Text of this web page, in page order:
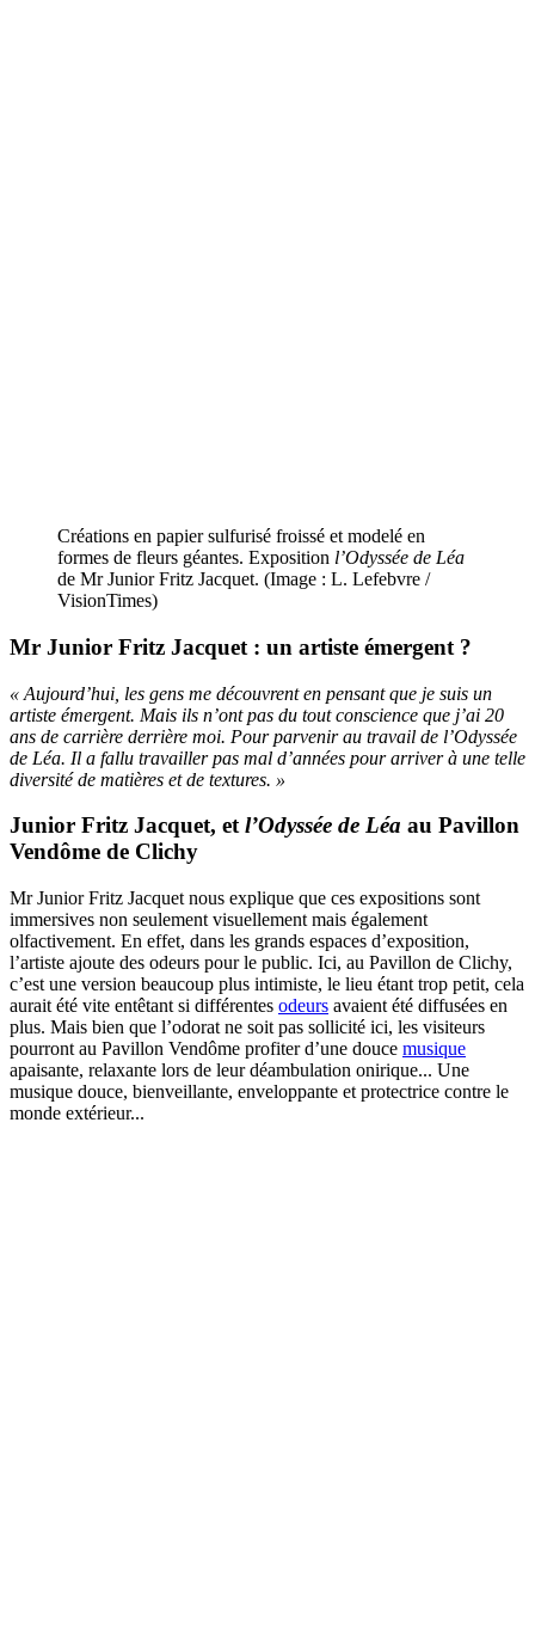
Créations en papier sulfurisé froissé et modelé en
formes de fleurs géantes. Exposition l’Odyssée de Léa
de Mr Junior Fritz Jacquet. (Image : L. Lefebvre /
VisionTimes)
Mr Junior Fritz Jacquet : un artiste émergent ?
« Aujourd’hui, les gens me découvrent en pensant que je suis un
artiste émergent. Mais ils n’ont pas du tout conscience que j’ai 20
ans de carrière derrière moi. Pour parvenir au travail de l’Odyssée
de Léa. Il a fallu travailler pas mal d’années pour arriver à une telle
diversité de matières et de textures. »
Junior Fritz Jacquet, etl’Odyssée de Léa au Pavillon
Vendôme de Clichy
Mr Junior Fritz Jacquet nous explique que ces expositions sont
immersives non seulement visuellement mais également
olfactivement. En effet, dans les grands espaces d’exposition,
l’artiste ajoute des odeurs pour le public. Ici, au Pavillon de Clichy,
c’est une version beaucoup plus intimiste, le lieu étant trop petit, cela
aurait été vite entêtant si différentes odeurs avaient été diffusées en
plus. Mais bien que l’odorat ne soit pas sollicité ici, les visiteurs
pourront au Pavillon Vendôme profiter d’une douce musique
apaisante, relaxante lors de leur déambulation onirique... Une
musique douce, bienveillante, enveloppante et protectrice contre le
monde extérieur...